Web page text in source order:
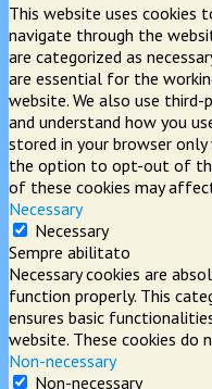
This website uses cookies
navigate through the
are categorized as
are essential for the
website. We also use
and understand how you
stored in your browser
the option to opt-out of
of these cookies may
Necessary
Necessary
Sempre abilitato
Necessary cookies are
function properly. This
ensures basic
website. These cookies do
Non-necessary
Non-necessary